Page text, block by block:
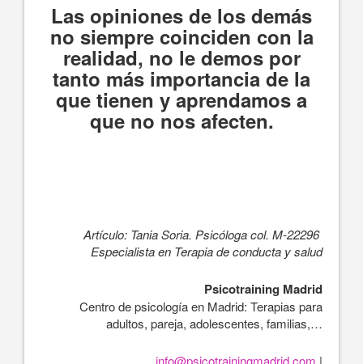
Las opiniones de los demás
no siempre coinciden con la
realidad, no le demos por
tanto más importancia de la
que tienen y aprendamos a
que no nos afecten.
Artículo: Tania Soria. Psicóloga col. M-22296
Especialista en Terapia de conducta y salud
Psicotraining Madrid
Centro de psicología en Madrid: Terapias para
adultos, pareja, adolescentes, familias,…
info@psicotrainingmadrid.com |